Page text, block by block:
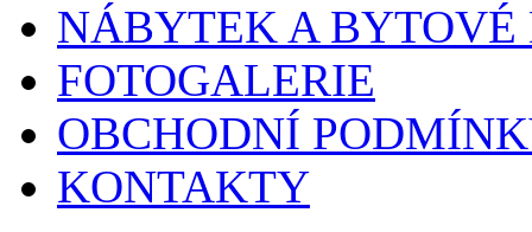
NÁBYTEK A BYTOVÉ
FOTOGALERIE
OBCHODNÍ
KONTAKTY